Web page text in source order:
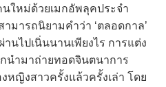
หม่ด้วยเมกอัพลุคประจำ
มารถนิยามคำว่า ‘ตลอดกาล’
านไปเนิ่นนานเพียงไร การแต่ง
นำมาถ่ายทอดจินตนาการ
หญิงสาวครั้งแล้วครั้งเล่า โดย